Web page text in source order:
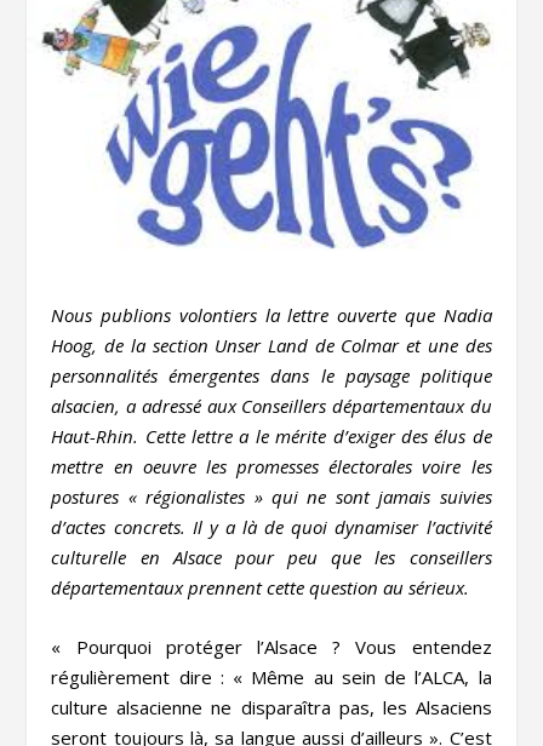
Nous publions volontiers la lettre ouverte que Nadia
Hoog, de la section Unser Land de Colmar et une des
personnalités émergentes dans le paysage politique
alsacien, a adressé aux Conseillers départementaux du
Haut-Rhin. Cette lettre a le mérite d’exiger des élus de
mettre en oeuvre les promesses électorales voire les
postures « régionalistes » qui ne sont jamais suivies
d’actes concrets. Il y a là de quoi dynamiser l’activité
culturelle en Alsace pour peu que les conseillers
départementaux prennent cette question au sérieux.
« Pourquoi protéger l’Alsace ? Vous entendez
régulièrement dire : « Même au sein de l’ALCA, la
culture alsacienne ne disparaîtra pas, les Alsaciens
seront toujours là, sa langue aussi d’ailleurs ». C’est